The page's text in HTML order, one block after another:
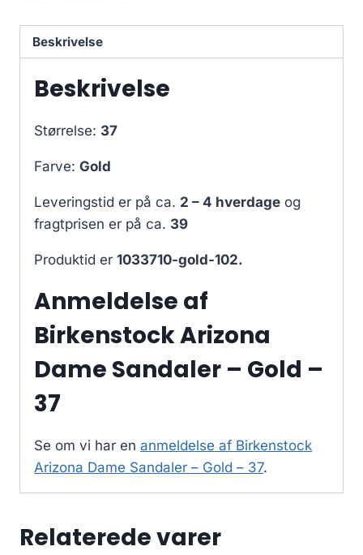
Beskrivelse
Beskrivelse
Størrelse: 37
Farve: Gold
Leveringstid er på ca. 2 – 4 hverdage og
fragtprisen er på ca. 39
Produktid er 1033710-gold-102.
Anmeldelse af
Birkenstock Arizona
Dame Sandaler – Gold –
37
Se om vi har en anmeldelse af Birkenstock
Arizona Dame Sandaler – Gold – 37.
Relaterede varer